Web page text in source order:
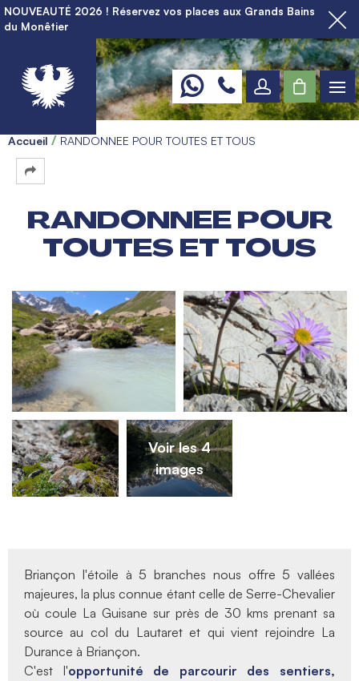
NOUVEAUTÉ 2026 ! Réservez vos places aux Grands Bains
du Monêtier
Accueil RANDONNEE POUR TOUTES ET TOUS
RANDONNEE POUR
TOUTES ET TOUS
Voir les 4
images
Briançon l'étoile à 5 branches nous offre 5 vallées
majeures, la plus connue étant celle de Serre-Chevalier
où coule La Guisane sur près de 30 kms prenant sa
source au col du Lautaret et qui vient rejoindre La
Durance à Briançon.
C'est l'opportunité de parcourir des sentiers,